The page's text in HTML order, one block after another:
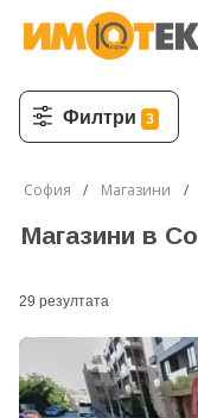
Филтри 3
София Магазини
Магазини в
29 резултатa